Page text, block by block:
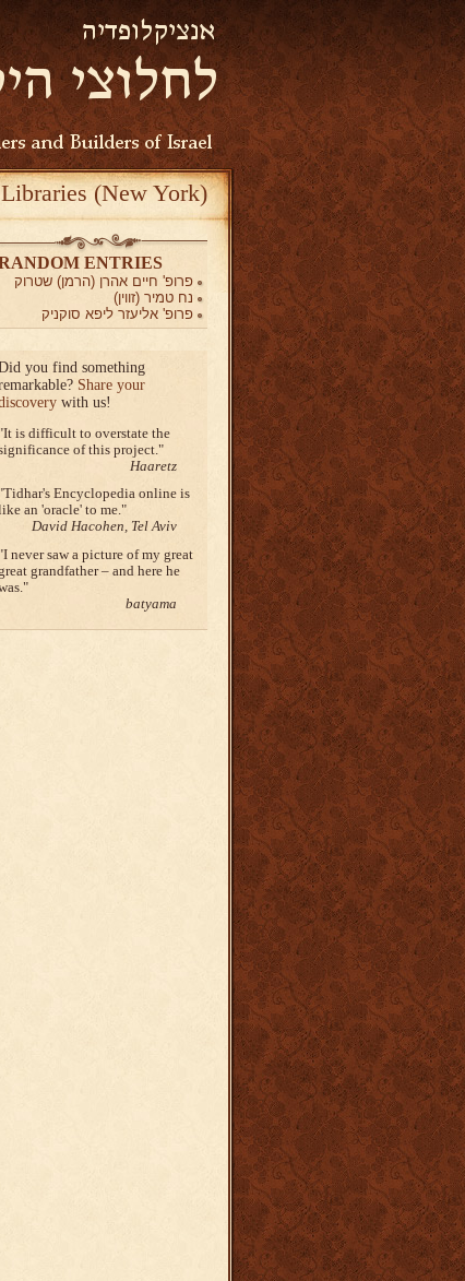
(New York)
ENTRIES
פרופ' חיים אהרן (הרמן) שטרוק
נח טמיר (זווין)
פרופ' אליעזר ליפא סוקניק
you find something
Share your
with us!
It is difficult to overstate the
of this project.
Haaretz
Tidhar's Encyclopedia online is
an 'oracle' to me.
David Hacohen, Tel Aviv
I never saw a picture of my great
grandfather – and here he
batyama